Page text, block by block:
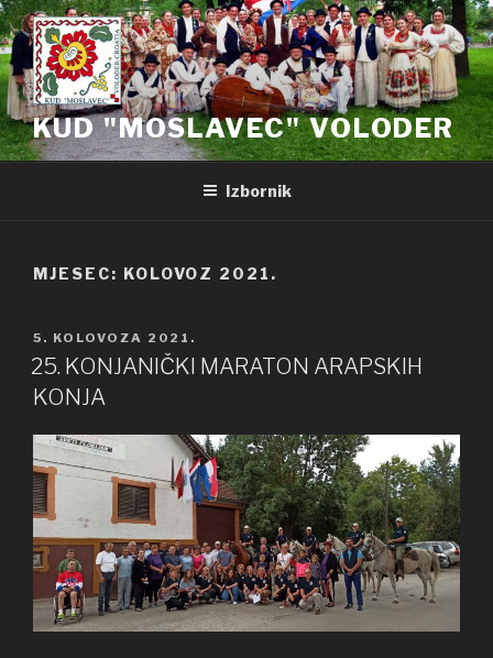
Preskoči
na
sadržaj
KUD "MOSLAVEC" VOLODER
Izbornik
MJESEC: KOLOVOZ 2021.
OBJAVLJENO
5. KOLOVOZA 2021.
25. KONJANIČKI MARATON ARAPSKIH
KONJA